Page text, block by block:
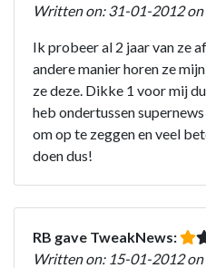
Written on: 31-01-2012 on
Ik probeer al 2 jaar van ze
andere manier horen ze
ze deze. Dikke 1 voor mij
heb ondertussen
om op te zeggen en veel
doen dus!
RB gave TweakNews:
Written on: 15-01-2012 on